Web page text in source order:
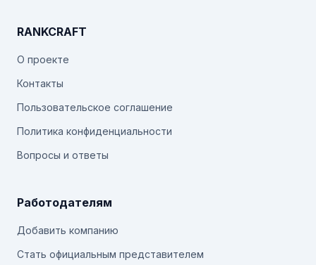
RANKCRAFT
О проекте
Контакты
Пользовательское соглашение
Политика конфиденциальности
Вопросы и ответы
Работодателям
Добавить компанию
Стать официальным представителем